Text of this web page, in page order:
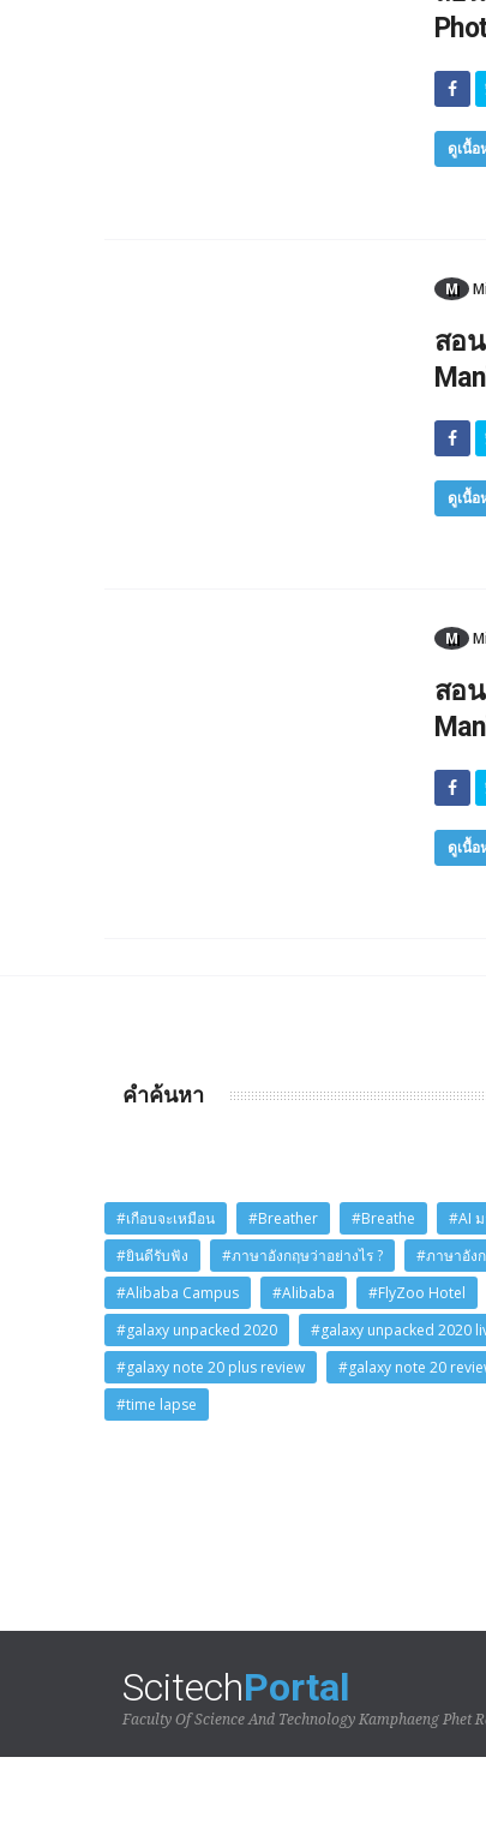
ดูเนื้อ
M
สอ
ดูเนื้อ
M
สอ
ดูเนื้อ
คำค้นหา
#เกือบจะเหมือน #Breather #Breathe #AI
#ยินดีรับฟัง
#ภาษาอังกฤษว่าอย่างไร ? #ภาษาอัง
#Alibaba Campus
#Alibaba #FlyZoo Hotel
#galaxy unpacked 2020
#galaxy unpacked 2020
#galaxy note 20 plus review
#galaxy note 20
#time lapse
ScitechPortal
Faculty Of Science And Technology Kamphaeng Phet